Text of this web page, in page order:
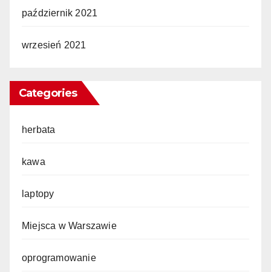
październik 2021
wrzesień 2021
Categories
herbata
kawa
laptopy
Miejsca w Warszawie
oprogramowanie